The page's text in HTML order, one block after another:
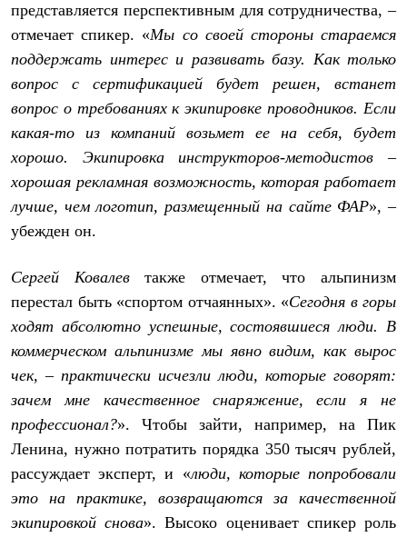
представляется перспективным для сотрудничества, –
отмечает спикер. «Мы со своей стороны стараемся
поддержать интерес и развивать базу. Как только
вопрос с сертификацией будет решен, встанет
вопрос о требованиях к экипировке проводников. Если
какая-то из компаний возьмет ее на себя, будет
хорошо. Экипировка инструкторов-методистов –
хорошая рекламная возможность, которая работает
лучше, чем логотип, размещенный на сайте ФАР», –
убежден он.
Сергей Ковалев
также отмечает, что альпинизм
перестал быть «спортом отчаянных». «Сегодня в горы
ходят абсолютно успешные, состоявшиеся люди. В
коммерческом альпинизме мы явно видим, как вырос
чек, – практически исчезли люди, которые говорят:
зачем мне качественное снаряжение, если я не
профессионал?». Чтобы зайти, например, на Пик
Ленина, нужно потратить порядка 350 тысяч рублей,
рассуждает эксперт, и «люди, которые попробовали
это на практике, возвращаются за качественной
экипировкой снова». Высоко оценивает спикер роль